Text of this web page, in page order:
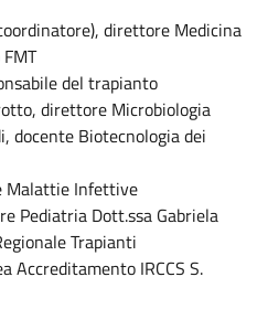
direttore Medicina
del trapianto
direttore Microbiologia
docente Biotecnologia dei
Malattie Infettive
Pediatria Dott.ssa Gabriela
Trapianti
Accreditamento IRCCS S.